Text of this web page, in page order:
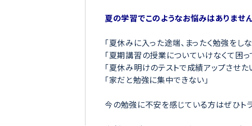
夏の学習でこのようなお悩みはありませ
「夏休みに入った途端、まったく勉強をし
「夏期講習の授業についていけなくて困っ
「夏休み明けのテストで成績アップさせ
「家だと勉強に集中できない」
今の勉強に不安を感じている方はぜひト